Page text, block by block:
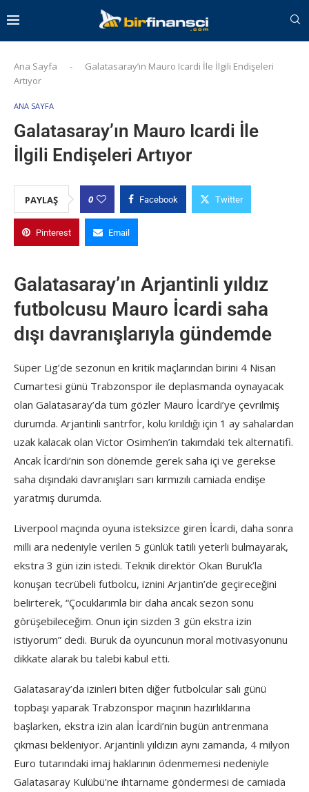
Ana Sayfa -
Galatasaray’ın Mauro Icardi İle İlgili Endişeleri
Artıyor
ANA SAYFA
Galatasaray’ın Mauro Icardi İle
İlgili Endişeleri Artıyor
PAYLAŞ 0 Facebook Twitter
Pinterest Email
Galatasaray’ın Arjantinli yıldız
futbolcusu Mauro İcardi saha
dışı davranışlarıyla gündemde
Süper Lig’de sezonun en kritik maçlarından birini 4 Nisan
Cumartesi günü Trabzonspor ile deplasmanda oynayacak
olan Galatasaray’da tüm gözler Mauro İcardi’ye çevrilmiş
durumda. Arjantinli santrfor, kolu kırıldığı için 1 ay sahalardan
uzak kalacak olan Victor Osimhen’in takımdaki tek alternatifi.
Ancak İcardi’nin son dönemde gerek saha içi ve gerekse
saha dışındaki davranışları sarı kırmızılı camiada endişe
yaratmış durumda.
Liverpool maçında oyuna isteksizce giren İcardi, daha sonra
milli ara nedeniyle verilen 5 günlük tatili yeterli bulmayarak,
ekstra 3 gün izin istedi. Teknik direktör Okan Buruk’la
konuşan tecrübeli futbolcu, iznini Arjantin’de geçireceğini
belirterek, “Çocuklarımla bir daha ancak sezon sonu
görüşebileceğim. Onun için sizden 3 gün ekstra izin
istiyorum” dedi. Buruk da oyuncunun moral motivasyonunu
dikkate alarak bu talebi kabul etti.
Galatasaray’da izinleri biten diğer futbolcular salı günü
topbaşı yaparak Trabzonspor maçının hazırlıklarına
başlarken, ekstra izin alan İcardi’nin bugün antrenmana
çıkması bekleniyor. Arjantinli yıldızın aynı zamanda, 4 milyon
Euro tutarındaki imaj haklarının ödenmemesi nedeniyle
Galatasaray Kulübü’ne ihtarname göndermesi de camiada